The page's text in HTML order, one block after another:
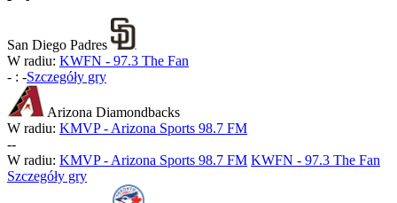
San Diego Padres
W radiu: KWFN - 97.3 The Fan
- : -Szczegóły gry
Arizona Diamondbacks
W radiu: KMVP - Arizona Sports 98.7 FM
--
W radiu: KMVP - Arizona Sports 98.7 FM KWFN - 97.3 The Fan
Szczegóły gry